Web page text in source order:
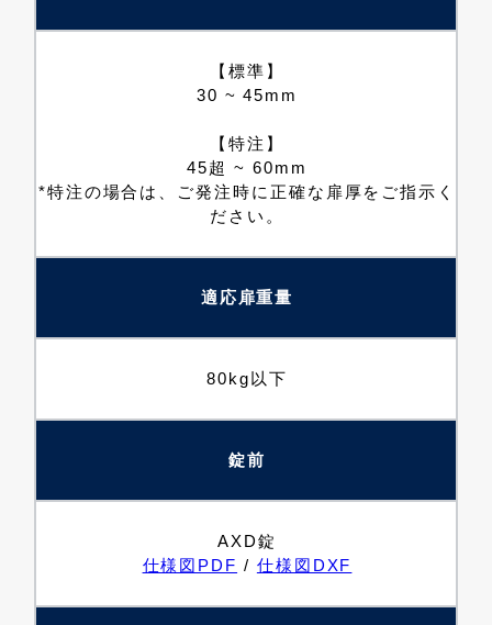
【標準】
30 ~ 45mm
【特注】
45超 ~ 60mm
*特注の場合は、ご発注時に正確な扉厚をご指示く
ださい。
適応扉重量
80kg以下
錠前
AXD錠
仕様図PDF / 仕様図DXF